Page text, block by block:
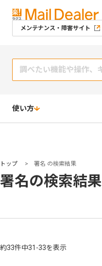
メンテナンス・障害サイト
使い方
トップ > 署名 の検索結果
署名の検索結果
約33件中31-33を表示